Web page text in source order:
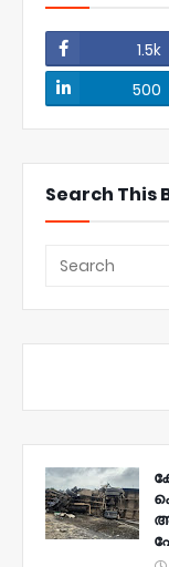
1.5k
500
Search This